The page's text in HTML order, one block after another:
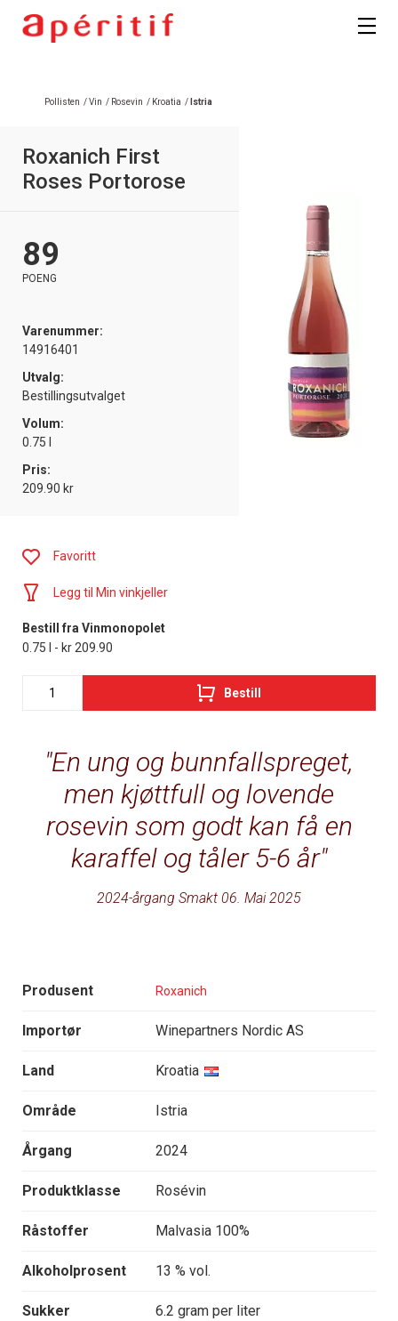
Pollisten /Vin / Rosevin / Kroatia / Istria
Roxanich First
Roses Portorose
89
POENG
Varenummer:
14916401
Utvalg:
Bestillingsutvalget
Volum:
0.75 l
Pris:
209.90 kr
En ung og bunnfallspreget,
men kjøttfull og lovende
rosevin som godt kan få en
karaffel og tåler 5-6 år
2024-årgang Smakt 06. Mai 2025
Produsent Roxanich
Importør Winepartners Nordic AS
Land Kroatia
Område Istria
Årgang 2024
Produktklasse Rosévin
Råstoffer Malvasia 100%
Alkoholprosent 13 % vol.
Sukker 6.2 gram per liter
Favoritt
Legg til Min vinkjeller
Bestill fra Vinmonopolet
0.75 l - kr 209.90
Bestill